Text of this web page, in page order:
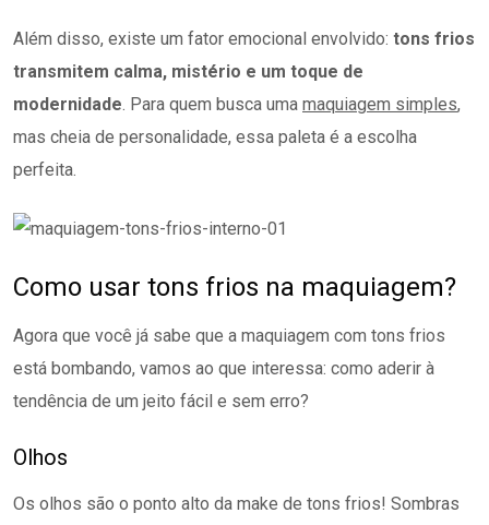
Além disso, existe um fator emocional envolvido: tons frios
transmitem calma, mistério e um toque de
modernidade. Para quem busca uma maquiagem simples,
mas cheia de personalidade, essa paleta é a escolha
perfeita.
Como usar tons frios na maquiagem?
Agora que você já sabe que a maquiagem com tons frios
está bombando, vamos ao que interessa: como aderir à
tendência de um jeito fácil e sem erro?
Olhos
Os olhos são o ponto alto da make de tons frios! Sombras